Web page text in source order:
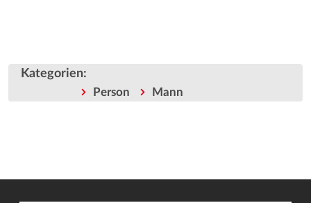
Kategorien:
Person Mann